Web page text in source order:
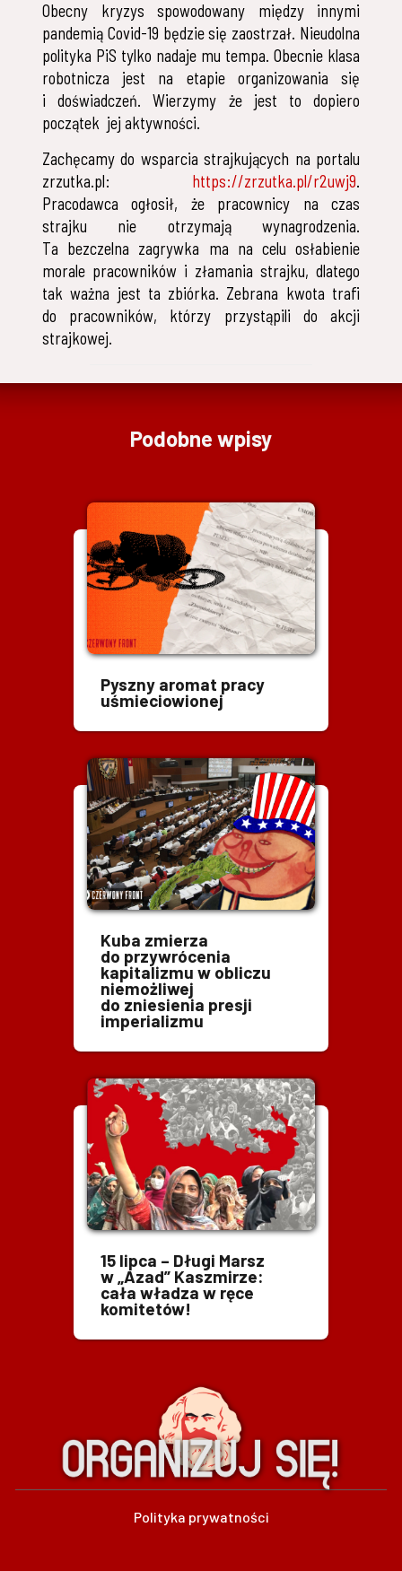
Obecny kryzys spowodowany między innymi
pandemią Covid-19 będzie się zaostrzał. Nieudolna
polityka PiS tylko nadaje mu tempa. Obecnie klasa
robotnicza jest na etapie organizowania się
i doświadczeń. Wierzymy że jest to dopiero
początek jej aktywności.
Zachęcamy do wsparcia strajkujących na portalu
zrzutka.pl: https://zrzutka.pl/r2uwj9.
Pracodawca ogłosił, że pracownicy na czas
strajku nie otrzymają wynagrodzenia.
Ta bezczelna zagrywka ma na celu osłabienie
morale pracowników i złamania strajku, dlatego
tak ważna jest ta zbiórka. Zebrana kwota trafi
do pracowników, którzy przystąpili do akcji
strajkowej.
Podobne wpisy
Pyszny aromat pracy
uśmieciowionej
Kuba zmierza
do przywrócenia
kapitalizmu w obliczu
niemożliwej
do zniesienia presji
imperializmu
15 lipca – Długi Marsz
w „Azad” Kaszmirze:
cała władza w ręce
komitetów!
Polityka prywatności